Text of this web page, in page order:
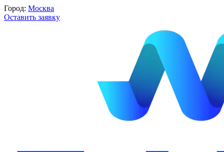
Город: Москва
Оставить заявку